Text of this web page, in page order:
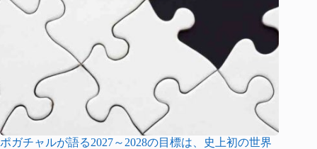
ポガチャルが語る2027～2028の目標は、史上初の世界